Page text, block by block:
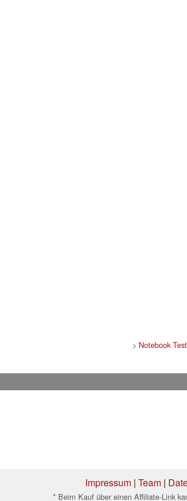
> Notebook
Impressum | Team |
* Beim Kauf über einen Affiliate-Link